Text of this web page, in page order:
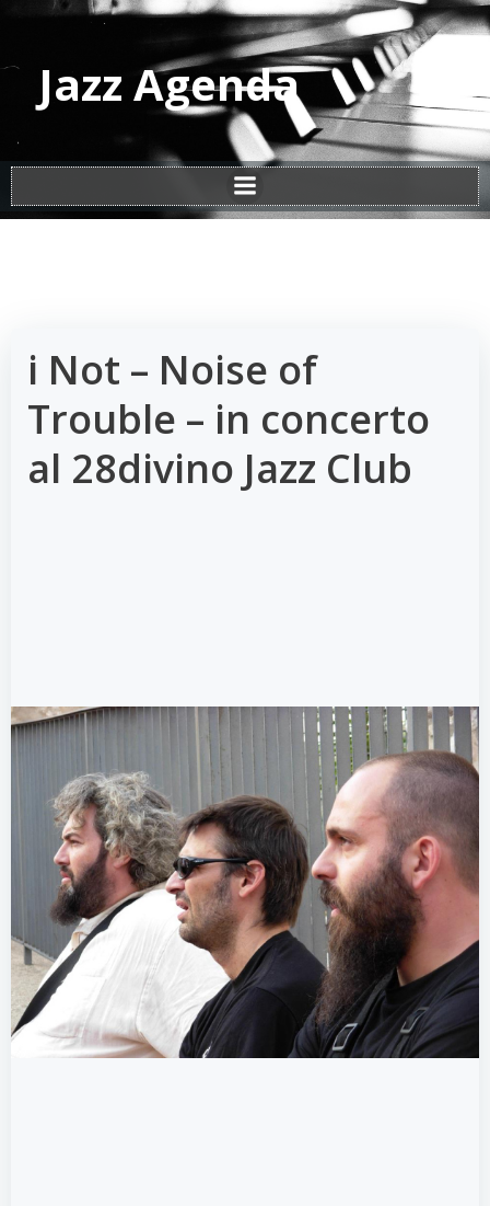
Vai
al
contenuto
Jazz Agenda
i Not – Noise of
Trouble – in concerto
al 28divino Jazz Club